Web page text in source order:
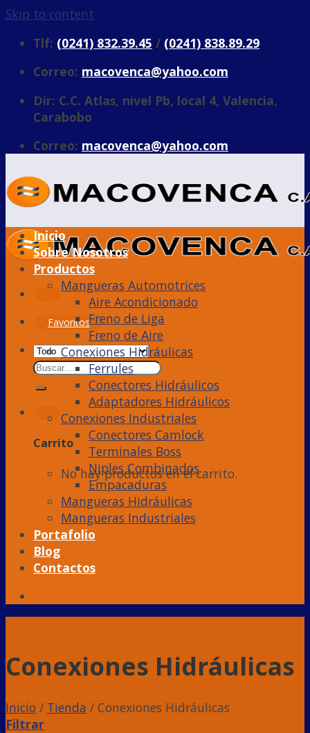
Skip to content
Tlf: (0241) 832.39.45 / (0241) 838.89.29
Correo: macovenca@yahoo.com
Dir: C.C. Atlas, nivel Pb, local 4, Valencia,
Carabobo
Correo: macovenca@yahoo.com
Favoritos
Carrito
No hay productos en el carrito.
Inicio
Sobre Nosotros
Productos
Mangueras Automotrices
Aire Acondicionado
Freno de Liga
Freno de Aire
Conexiones Hidráulicas
Ferrules
Conectores Hidráulicos
Adaptadores Hidráulicos
Conexiones Industriales
Conectores Camlock
Terminales Boss
Niples Combinados
Empacaduras
Mangueras Hidráulicas
Mangueras Industriales
Portafolio
Blog
Contactos
Conexiones Hidráulicas
Inicio / Tienda / Conexiones Hidráulicas
Filtrar